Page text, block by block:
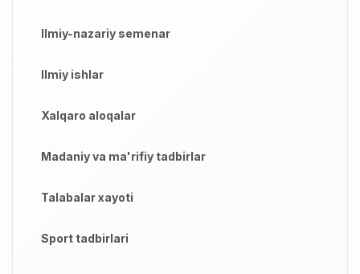
Ilmiy-nazariy semenar
Ilmiy ishlar
Xalqaro aloqalar
Madaniy va ma'rifiy tadbirlar
Talabalar xayoti
Sport tadbirlari